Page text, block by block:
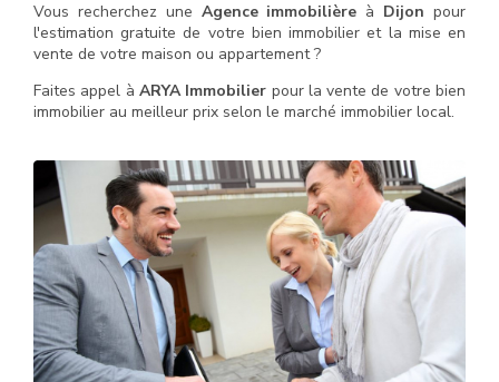
Vous recherchez une Agence immobilière à Dijon pour
l'estimation gratuite de votre bien immobilier et la mise en
vente de votre maison ou appartement ?
Faites appel à ARYA Immobilier pour la vente de votre bien
immobilier au meilleur prix selon le marché immobilier local.